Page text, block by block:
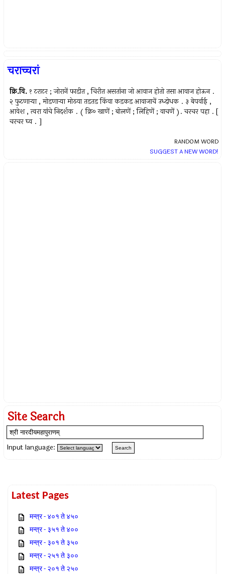
चराच्चरां
क्रि.वि. १ टराटर ; जोरानें फाडीत , चिरीत असतांना जो आवाज होतो तसा आवाज होऊन .
२ फुटणार्‍या , मोडणार्‍या मोठया तडतड किंवा कडकड आवाजाचें उध्दोधक . ३ बेपर्वाई ,
आवेश , त्वरा यांचे निदर्शक . ( क्रि० खाणें ; बोलणें ; लिहिणें ; वाचणें ). चरचर पहा . [
चरचर घ्व . ]
RANDOM WORD
SUGGEST A NEW WORD!
Site Search
Input language:
Latest Pages
मन्त्र - ४०१ ते ४५०
मन्त्र - ३५१ ते ४००
मन्त्र - ३०१ ते ३५०
मन्त्र - २५१ ते ३००
मन्त्र - २०१ ते २५०